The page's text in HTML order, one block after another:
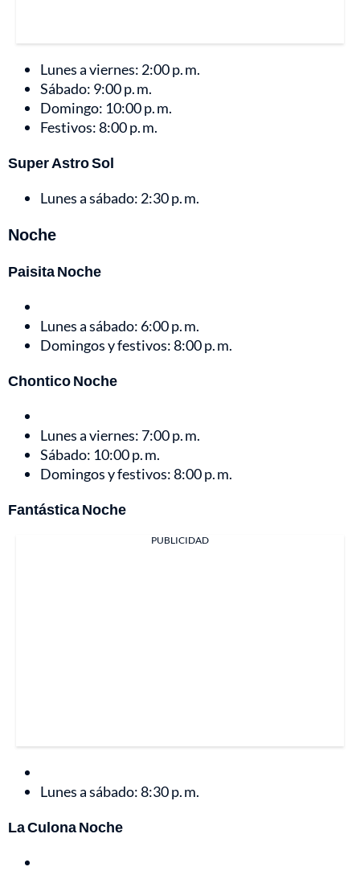
Lunes a viernes: 2:00 p. m.
Sábado: 9:00 p. m.
Domingo: 10:00 p. m.
Festivos: 8:00 p. m.
Super Astro Sol
Lunes a sábado: 2:30 p. m.
Noche
Paisita Noche
Lunes a sábado: 6:00 p. m.
Domingos y festivos: 8:00 p. m.
Chontico Noche
Lunes a viernes: 7:00 p. m.
Sábado: 10:00 p. m.
Domingos y festivos: 8:00 p. m.
Fantástica Noche
PUBLICIDAD
Lunes a sábado: 8:30 p. m.
La Culona Noche